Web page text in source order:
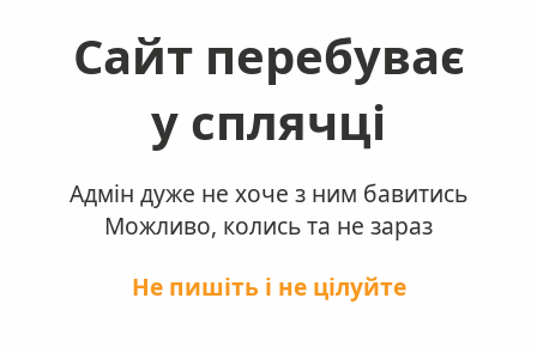
Сайт перебуває
у сплячці
Адмін дуже не хоче з ним бавитись
Можливо, колись та не зараз
Не пишіть і не цілуйте